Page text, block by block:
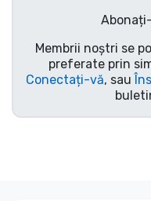
Membrii noștri se
preferate prin
Conectați-vă, sau